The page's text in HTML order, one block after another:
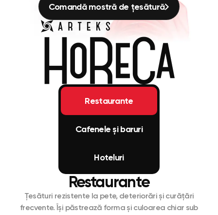
Comandă mostră de țesătură
Restaurante
Cafenele și baruri
Hoteluri
Restaurante
Țesături rezistente la pete, deteriorări și curățări
frecvente. Își păstrează forma și culoarea chiar sub